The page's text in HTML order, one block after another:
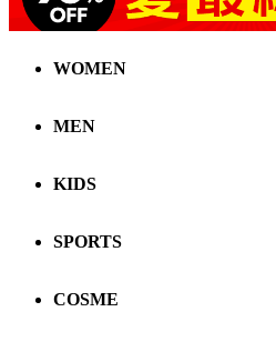
WOMEN
MEN
KIDS
SPORTS
COSME